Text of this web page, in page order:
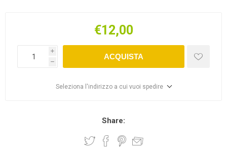
€12,00
i
h
ACQUISTA
Seleziona l'indirizzo a cui vuoi spedire
Share: